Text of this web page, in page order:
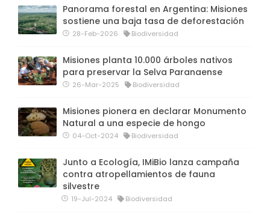
Panorama forestal en Argentina: Misiones
sostiene una baja tasa de deforestación
28-Feb-2026 Biodiversidad
Misiones planta 10.000 árboles nativos
para preservar la Selva Paranaense
26-Mar-2025 Biodiversidad
Misiones pionera en declarar Monumento
Natural a una especie de hongo
04-Oct-2024 Biodiversidad
Junto a Ecología, IMiBio lanza campaña
contra atropellamientos de fauna
silvestre
19-Jul-2024 Biodiversidad